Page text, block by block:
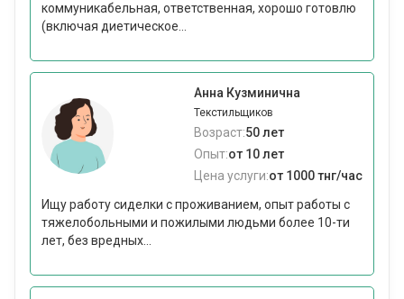
коммуникабельная, ответственная, хорошо готовлю
(включая диетическое...
Анна Кузминична
Текстильщиков
Возраст:50 лет
Опыт:от 10 лет
Цена услуги:от 1000 тнг/час
Ищу работу сиделки с проживанием, опыт работы с
тяжелобольными и пожилыми людьми более 10-ти
лет, без вредных...